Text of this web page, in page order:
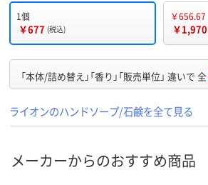
1個
￥677 (税込)
￥656.67
￥1,970
「本体/詰め替え」「香り」「販売単位」 違いで 全
ライオンのハンドソープ/石鹸を全て見る
メーカーからのおすすめ商品